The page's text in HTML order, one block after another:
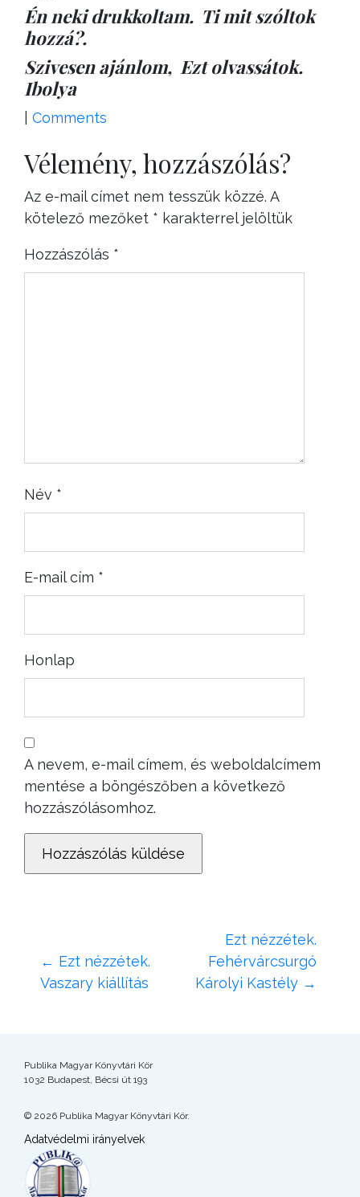
Én neki drukkoltam. Ti mit szóltok
hozzá?.
Szivesen ajánlom, Ezt olvassátok.
Ibolya
Comments
Vélemény, hozzászólás?
Az e-mail címet nem tesszük közzé. A
kötelező mezőket * karakterrel jelöltük
Hozzászólás *
Név *
E-mail cím *
Honlap
A nevem, e-mail címem, és weboldalcímem
mentése a böngészőben a következő
hozzászólásomhoz.
← Ezt nézzétek.
Vaszary kiállítás
Ezt nézzétek.
Fehérvárcsurgó
Károlyi Kastély →
Publika Magyar Könyvtári Kör
1032 Budapest, Bécsi út 193
© 2026 Publika Magyar Könyvtári Kör.
Adatvédelmi irányelvek